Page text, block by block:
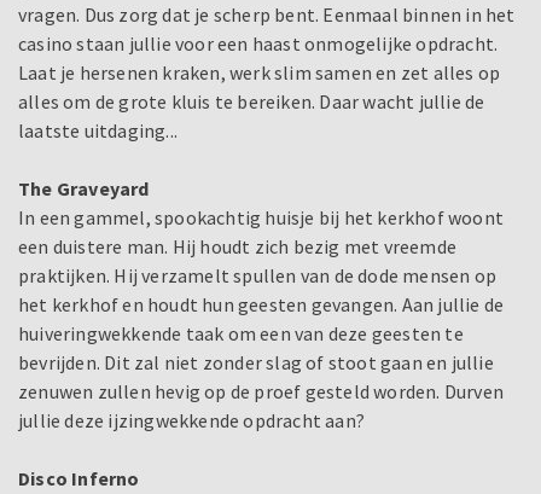
vragen. Dus zorg dat je scherp bent. Eenmaal binnen in het
casino staan jullie voor een haast onmogelijke opdracht.
Laat je hersenen kraken, werk slim samen en zet alles op
alles om de grote kluis te bereiken. Daar wacht jullie de
laatste uitdaging...
The Graveyard
In een gammel, spookachtig huisje bij het kerkhof woont
een duistere man. Hij houdt zich bezig met vreemde
praktijken. Hij verzamelt spullen van de dode mensen op
het kerkhof en houdt hun geesten gevangen. Aan jullie de
huiveringwekkende taak om een van deze geesten te
bevrijden. Dit zal niet zonder slag of stoot gaan en jullie
zenuwen zullen hevig op de proef gesteld worden. Durven
jullie deze ijzingwekkende opdracht aan?
Disco Inferno